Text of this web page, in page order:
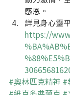
感恩。
詳見身心靈
https://
#奧林匹克精神 #
#維克多弗蘭克 #